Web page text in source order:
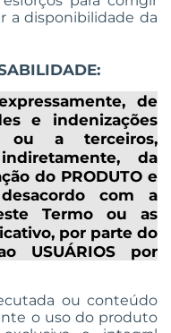
a disponibilidade da
de
e indenizações
ou a terceiros,
da
do PRODUTO e
com a
Termo ou as
por parte do
USUÁRIOS por
ou conteúdo
o uso do produto